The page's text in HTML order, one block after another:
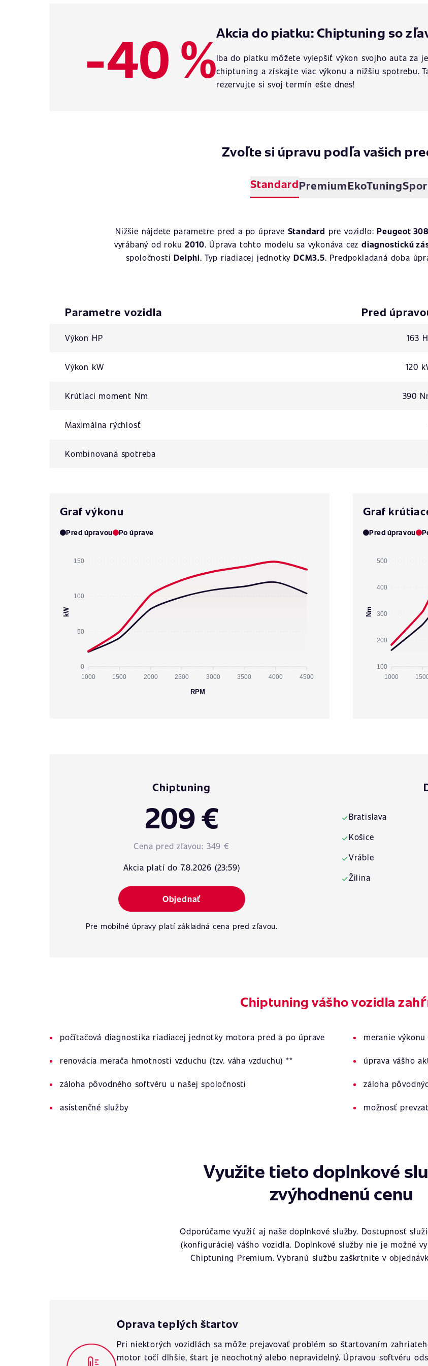
-40 %Akcia do piatku: Chiptuning so
Iba do piatku môžete vylepšiť výkon svojho auta za
chiptuning a získajte viac výkonu a nižšiu spotrebu.
rezervujte si svoj termín ešte dnes!
Zvoľte si úpravu podľa vašich
StandardPremiumEkoTuning
Nižšie nájdete parametre pred a po úprave Standard pre vozidlo:Peugeot
vyrábaný od roku2010. Úprava tohto modelu sa vykonáva cez diagnostickú
spoločnostiDelphi. Typ riadiacej jednotky DCM3.5. Predpokladaná doba
Parametre vozidla Pred
Výkon HP 163
Výkon kW 120
Krútiaci moment Nm 390
Maximálna rýchlosť
Kombinovaná spotreba
Graf výkonu
Pred úpravou Po úprave
150
100
50
0
kW
1000 1500 2000 2500 3000 3500 4000 4500
RPM
Graf
Pred úpravou
500
400
300
200
100
Nm
1000
Chiptuning
209 €
Cena pred zľavou: 349 €
Akcia platí do 7.8.2026 (23:59)
Objednať
Pre mobilné úpravy platí základná cena pred zľavou.
✓Bratislava
✓Košice
✓Vráble
✓Žilina
Chiptuning vášho vozidla
počítačová diagnostika riadiacej jednotky motora pred a po úprave meranie
renovácia merača hmotnosti vzduchu (tzv. váha vzduchu) ** úprava vášho
záloha pôvodného softvéru u našej spoločnosti záloha
asistenčné služby možnosť
Využite tieto doplnkové
zvýhodnenú cenu
Odporúčame využiť aj naše doplnkové služby. Dostupnosť
(konfigurácie) vášho vozidla. Doplnkové služby nie je možné
Chiptuning Premium. Vybranú službu zaškrtnite v
Oprava teplých štartov
Pri niektorých vozidlách sa môže prejavovať problém so štartovaním
motor točí dlhšie, štart je neochotný alebo nepravidelný. Úpravou softvéru